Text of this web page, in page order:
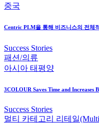
중국
Centric PLM을 통해 비즈니스의 전체
Success Stories
패션/의류
아시아 태평양
3COLOUR Saves Time and
Success Stories
멀티 카테고리 리테일